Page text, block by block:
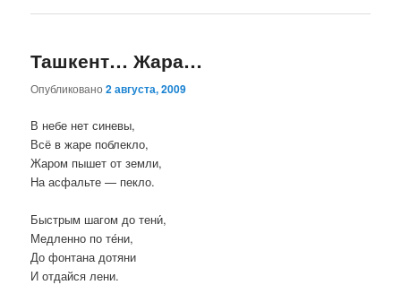
Ташкент… Жара…
Опубликовано2 августа, 2009
В небе нет синевы,
Всё в жаре поблекло,
Жаром пышет от земли,
На асфальте — пекло.
Быстрым шагом до тени́,
Медленно по те́ни,
До фонтана дотяни
И отдайся лени.